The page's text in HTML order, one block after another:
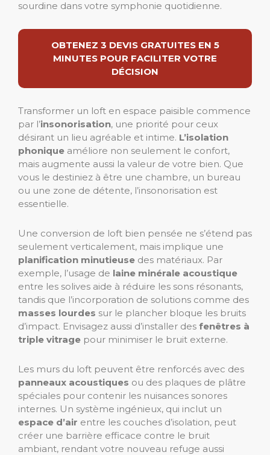
sourdine dans votre symphonie quotidienne.
OBTENEZ 3 DEVIS GRATUITES EN 5
MINUTES POUR FACILITER VOTRE
DÉCISION
Transformer un loft en espace paisible commence
par l’insonorisation, une priorité pour ceux
désirant un lieu agréable et intime. L’isolation
phonique améliore non seulement le confort,
mais augmente aussi la valeur de votre bien. Que
vous le destiniez à être une chambre, un bureau
ou une zone de détente, l’insonorisation est
essentielle.
Une conversion de loft bien pensée ne s’étend pas
seulement verticalement, mais implique une
planification minutieuse des matériaux. Par
exemple, l’usage de laine minérale acoustique
entre les solives aide à réduire les sons résonants,
tandis que l’incorporation de solutions comme des
masses lourdes sur le plancher bloque les bruits
d’impact. Envisagez aussi d’installer des fenêtres à
triple vitrage pour minimiser le bruit externe.
Les murs du loft peuvent être renforcés avec des
panneaux acoustiques ou des plaques de plâtre
spéciales pour contenir les nuisances sonores
internes. Un système ingénieux, qui inclut un
espace d’air entre les couches d’isolation, peut
créer une barrière efficace contre le bruit
ambiant, rendant votre nouveau refuge aussi